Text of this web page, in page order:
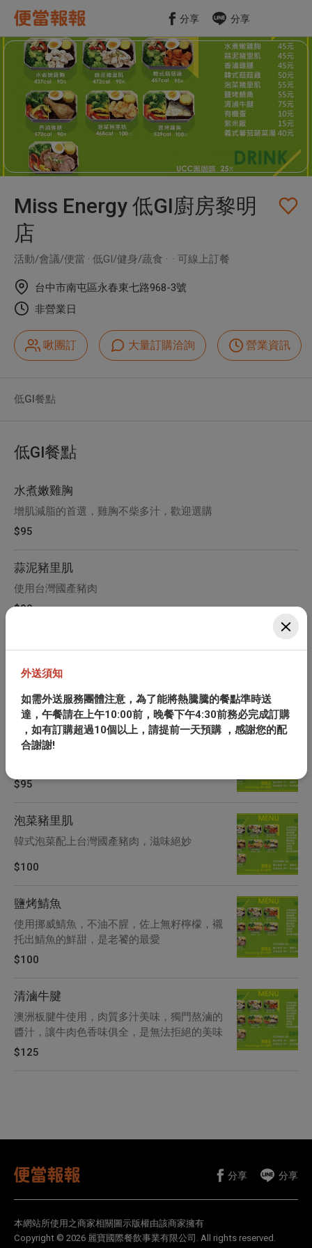
分享 分享
Miss Energy 低GI廚房黎明
店
未收藏
活動/會議/便當 低GI/健身/蔬食 可線上訂餐
台中市南屯區永春東七路968-3號
非營業日
啾團訂 大量訂購洽詢 營業資訊
低GI餐點
低GI餐點
水煮嫩雞胸
增肌減脂的首選，雞胸不柴多汁，歡迎選購
$95
蒜泥豬里肌
使用台灣國產豬肉
$90
自製韓式辣醬配上金針菇、香菇、杏鮑菇，口
感微辣，愛吃辣的您不可錯過
$100
香滷雞腿
$95
泡菜豬里肌
韓式泡菜配上台灣國產豬肉，滋味絕妙
$100
鹽烤鯖魚
使用挪威鯖魚，不油不腥，佐上無籽檸檬，襯
托出鯖魚的鮮甜，是老饕的最愛
$100
清滷牛腱
澳洲板腱牛使用，肉質多汁美味，獨門熬滷的
醬汁，讓牛肉色香味俱全，是無法拒絕的美味
$125
外送須知
如需外送服務團體注意，為了能將熱騰騰的餐點準時送
達，午餐請在上午10:00前，晚餐下午4:30前務必完成訂購
，如有訂購超過10個以上，請提前一天預購 ，感謝您的配
合謝謝!
分享 分享
本網站所使用之商家相關圖示版權由該商家擁有
Copyright © 2026 麗寶國際餐飲事業有限公司. All rights reserved.